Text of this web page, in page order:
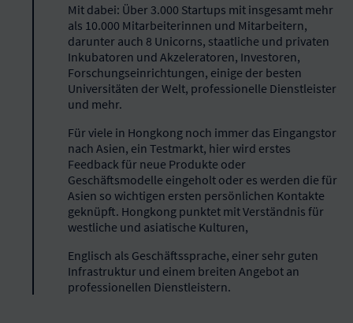
Mit dabei: Über 3.000 Startups mit insgesamt mehr
als 10.000 Mitarbeiterinnen und Mitarbeitern,
darunter auch 8 Unicorns, staatliche und privaten
Inkubatoren und Akzeleratoren, Investoren,
Forschungseinrichtungen, einige der besten
Universitäten der Welt, professionelle Dienstleister
und mehr.
Für viele in Hongkong noch immer das Eingangstor
nach Asien, ein Testmarkt, hier wird erstes
Feedback für neue Produkte oder
Geschäftsmodelle eingeholt oder es werden die für
Asien so wichtigen ersten persönlichen Kontakte
geknüpft. Hongkong punktet mit Verständnis für
westliche und asiatische Kulturen,
Englisch als Geschäftssprache, einer sehr guten
Infrastruktur und einem breiten Angebot an
professionellen Dienstleistern.